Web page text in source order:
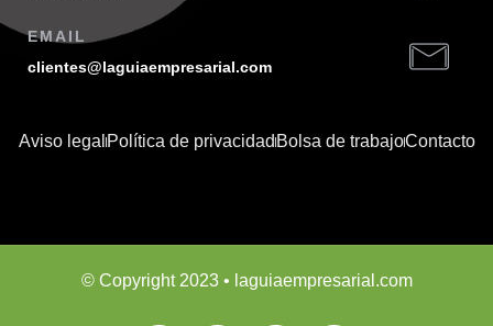
EMAIL
clientes@laguiaempresarial.com
Aviso legal Política de privacidadBolsa de trabajoContacto
© Copyright 2023 • laguiaempresarial.com